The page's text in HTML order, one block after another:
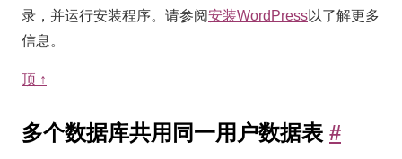
录，并运行安装程序。请参阅安装WordPress以了解更多
信息。
顶 ↑
多个数据库共用同一用户数据表 #多